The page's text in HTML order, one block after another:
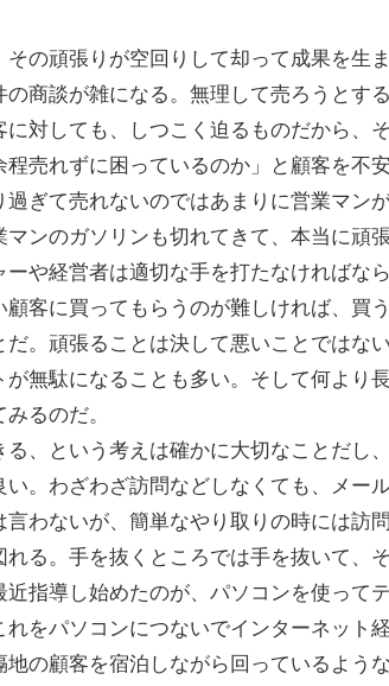
の頑張りが空回りして却って成果を生
商談が雑になる。無理して売ろうとす
対しても、しつこく迫るものだから、
売れずに困っているのか」と顧客を不
ぎて売れないのではあまりに営業マン
ンのガソリンも切れてきて、本当に頑
や経営者は適切な手を打たなければなら
客に買ってもらうのが難しければ、買
。頑張ることは決して悪いことではな
無駄になることも多い。そして何より
るのだ。
、という考えは確かに大切なことだし
。わざわざ訪問などしなくても、メー
わないが、簡単なやり取りの時には訪問
る。手を抜くところでは手を抜いて、そ
指導し始めたのが、パソコンを使って
をパソコンにつないでインターネット
の顧客を宿泊しながら回っているよう